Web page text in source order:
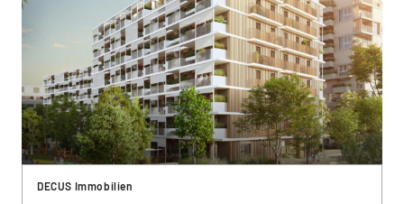
DECUS Immobilien